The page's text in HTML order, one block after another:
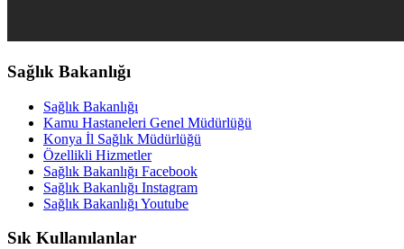
Sağlık Bakanlığı
Sağlık Bakanlığı
Kamu Hastaneleri Genel Müdürlüğü
Konya İl Sağlık Müdürlüğü
Özellikli Hizmetler
Sağlık Bakanlığı Facebook
Sağlık Bakanlığı Instagram
Sağlık Bakanlığı Youtube
Sık Kullanılanlar